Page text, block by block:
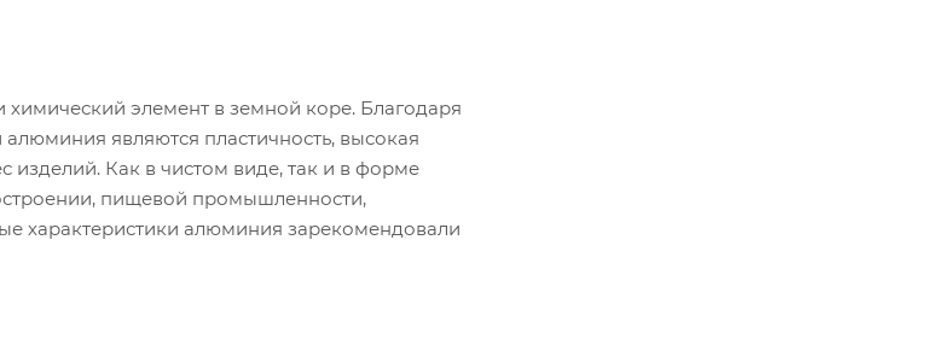
элемент в земной коре. Благодаря
являются пластичность, высокая
изделий. Как в чистом виде, так и в форме
пищевой промышленности,
характеристики алюминия зарекомендовали